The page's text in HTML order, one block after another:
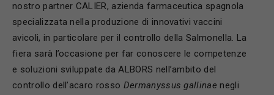
nostro partner CALIER, azienda farmaceutica spagnola
specializzata nella produzione di innovativi vaccini
avicoli, in particolare per il controllo della Salmonella. La
fiera sarà l’occasione per far conoscere le competenze
e soluzioni sviluppate da ALBORS nell’ambito del
controllo dell’acaro rosso Dermanyssus gallinae negli